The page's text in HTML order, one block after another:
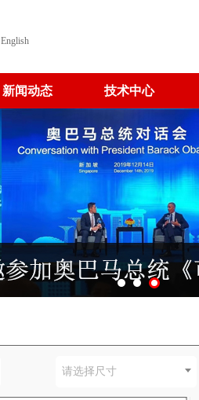
English
新闻动态 技术中心
请选择尺寸